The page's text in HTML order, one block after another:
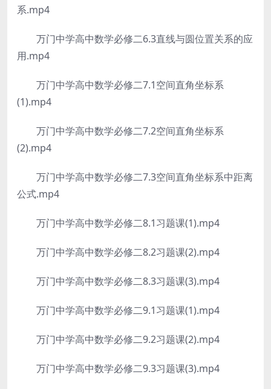
系.mp4
万门中学高中数学必修二6.3直线与圆位置关系的应
用.mp4
万门中学高中数学必修二7.1空间直角坐标系
(1).mp4
万门中学高中数学必修二7.2空间直角坐标系
(2).mp4
万门中学高中数学必修二7.3空间直角坐标系中距离
公式.mp4
万门中学高中数学必修二8.1习题课(1).mp4
万门中学高中数学必修二8.2习题课(2).mp4
万门中学高中数学必修二8.3习题课(3).mp4
万门中学高中数学必修二9.1习题课(1).mp4
万门中学高中数学必修二9.2习题课(2).mp4
万门中学高中数学必修二9.3习题课(3).mp4